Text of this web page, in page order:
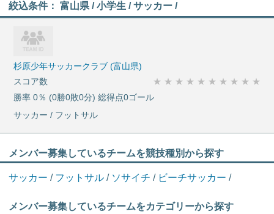
絞込条件： 富山県 / 小学生 / サッカー /
杉原少年サッカークラブ (富山県)
スコア数
★ ★ ★ ★ ★ ★ ★ ★ ★ ★
勝率 0％ (0勝0敗0分) 総得点0ゴール
サッカー / フットサル
メンバー募集しているチームを競技種別から探す
サッカー / フットサル/ ソサイチ / ビーチサッカー /
メンバー募集しているチームをカテゴリーから探す